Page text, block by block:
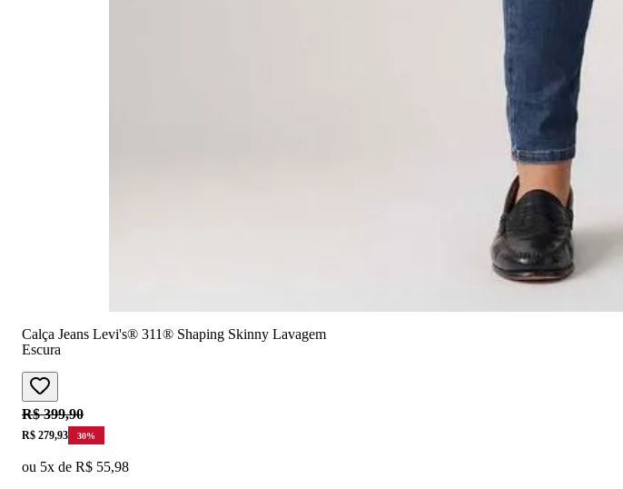
Calça Jeans Levi's® 311® Shaping Skinny Lavagem
Escura
Original price:
R$ 399,90
Price:
R$ 279,93 30%
ou 5x de R$ 55,98